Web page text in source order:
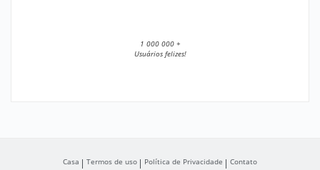
1 000 000 +
Usuários felizes!
Casa Termos de uso Política de Privacidade Contato